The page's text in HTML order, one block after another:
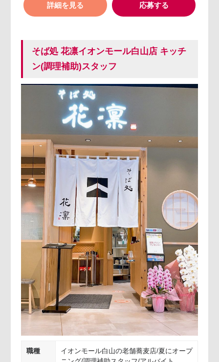
詳細を見る 応募する
そば処 花凛イオンモール白山店 キッチ
ン(調理補助)スタッフ
職種
イオンモール白山の老舗蕎麦店/夏にオープ